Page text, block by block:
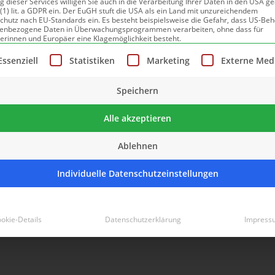
Rosenheim vom 4.- 7. April anzutreffen. Kommen Sie
vor dem Glückshafen). Informieren Sie sich bei
Recycling, Entsorgung, Altlastensanierung,
auf Ihren Besuch.
lit. a GDPR ein. Der EuGH stuft die USA als ein Land mit unzureichendem
nach EU-Standards ein. Es besteht beispielsweise die Gefahr, dass US-
Daten in Überwachungsprogrammen verarbeiten, ohne dass für
und Europäer eine Klagemöglichkeit besteht.
eine Liste der Service-Gruppen, für die eine
Statistiken Marketing Externe
Speichern
Alle akzeptieren
Ablehnen
Individuelle Datenschutzeinstellungen
Details Datenschutzerklärung